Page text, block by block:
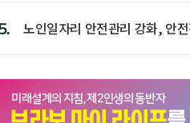
노인일자리 안전관리 강화, 안